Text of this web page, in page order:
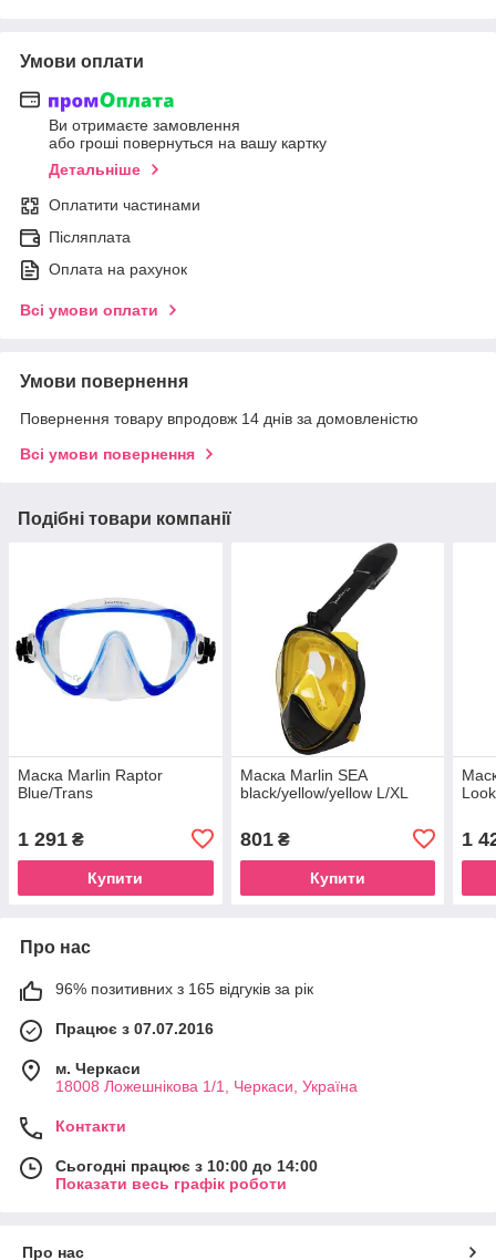
Умови оплати
Ви отримаєте замовлення
або гроші повернуться на вашу картку
Детальніше
Оплатити частинами
Післяплата
Оплата на рахунок
Всі умови оплати
Умови повернення
Повернення товару впродовж 14 днів за домовленістю
Всі умови повернення
Подібні товари компанії
Маска Marlin Raptor
Blue/Trans
1 291 ₴
Купити
Маска Marlin SEA
black/yellow/yellow L/XL
801₴
Купити
1
Про нас
96% позитивних з 165 відгуків за рік
Працює з 07.07.2016
м. Черкаси
18008 Ложешнікова 1/1, Черкаси, Україна
Контакти
Сьогодні працює з 10:00 до 14:00
Показати весь графік роботи
Про нас